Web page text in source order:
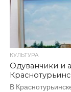
КУЛЬТУРА
Одуванчики и
В